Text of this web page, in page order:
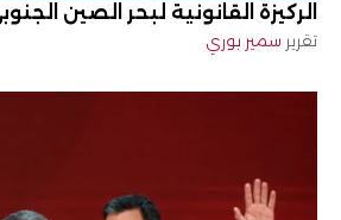
الركيزة القانونية لبحر الصين
تقرير سمير بوري